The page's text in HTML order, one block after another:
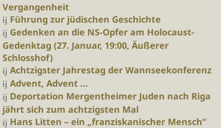
Vergangenheit
Führung zur jüdischen Geschichte
Gedenken an die NS-Opfer am Holocaust-
Gedenktag (27. Januar, 19:00, Äußerer
Schlosshof)
Achtzigster Jahrestag der Wannseekonferenz
Advent, Advent …
Deportation Mergentheimer Juden nach Riga
jährt sich zum achtzigsten Mal
Hans Litten – ein „franziskanischer Mensch“